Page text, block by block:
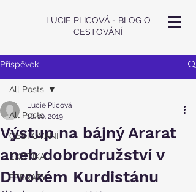
LUCIE PLICOVÁ - BLOG O
CESTOVÁNÍ
Příspěvek
All Posts
CESTOVÁNÍ
EXOTIKA
FERRATY
All Posts
Výstup na bájný Ararat
aneb dobrodružství v
Divokém Kurdistánu
Lucie Plicová
18. 10. 2019